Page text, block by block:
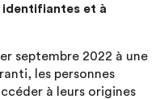
identifiantes et à
septembre 2022 à une
les personnes
à leurs origines